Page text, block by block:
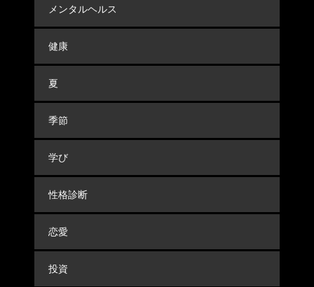
メンタルヘルス
健康
夏
季節
学び
性格診断
恋愛
投資